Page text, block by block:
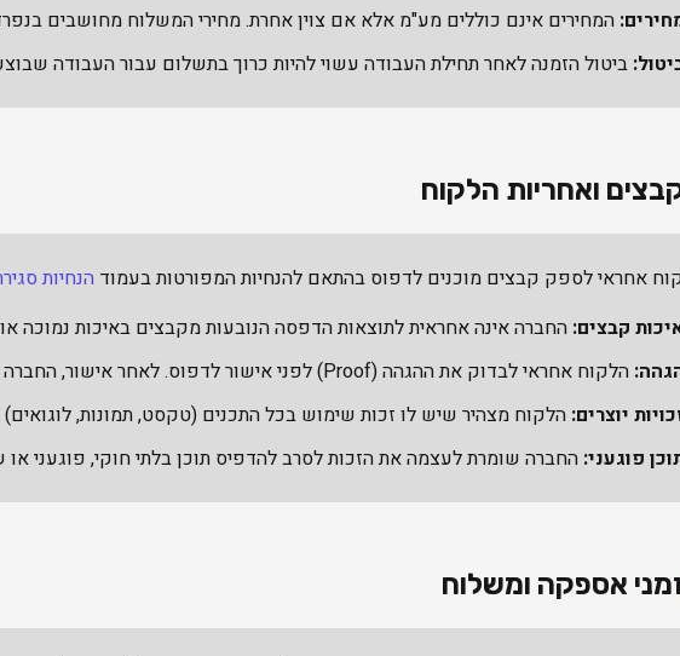
המחירים אינם כוללים מע"מ אלא אם צוין אחרת. מחירי המשלוח מחושבים
ביטול הזמנה לאחר תחילת העבודה עשוי להיות כרוך בתשלום עבור העבודה
ואחריות הלקוח
אחראי לספק קבצים מוכנים לדפוס בהתאם להנחיות המפורטות בעמוד הנחיות
קבצים: החברה אינה אחראית לתוצאות הדפסה הנובעות מקבצים באיכות נמוכה
הלקוח אחראי לבדוק את ההגהה (Proof) לפני אישור לדפוס. לאחר אישור, החברה אינה אחראית לשגיאות.
יוצרים: הלקוח מצהיר שיש לו זכות שימוש בכל התכנים (טקסט, תמונות,
פוגעני: החברה שומרת לעצמה את הזכות לסרב להדפיס תוכן בלתי חוקי, פוגעני או
אספקה ומשלוח